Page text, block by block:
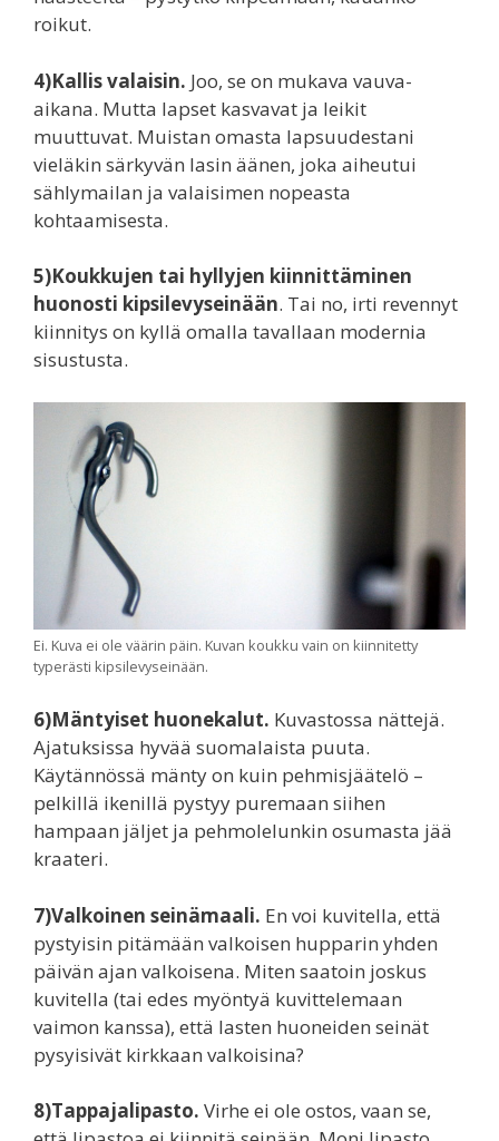
roikut.
4)Kallis valaisin. Joo, se on mukava vauva-
aikana. Mutta lapset kasvavat ja leikit
muuttuvat. Muistan omasta lapsuudestani
vieläkin särkyvän lasin äänen, joka aiheutui
sählymailan ja valaisimen nopeasta
kohtaamisesta.
5)Koukkujen tai hyllyjen kiinnittäminen
huonosti kipsilevyseinään. Tai no, irti revennyt
kiinnitys on kyllä omalla tavallaan modernia
sisustusta.
Ei. Kuva ei ole väärin päin. Kuvan koukku vain on kiinnitetty
typerästi kipsilevyseinään.
6)Mäntyiset huonekalut. Kuvastossa nättejä.
Ajatuksissa hyvää suomalaista puuta.
Käytännössä mänty on kuin pehmisjäätelö –
pelkillä ikenillä pystyy puremaan siihen
hampaan jäljet ja pehmolelunkin osumasta jää
kraateri.
7)Valkoinen seinämaali. En voi kuvitella, että
pystyisin pitämään valkoisen hupparin yhden
päivän ajan valkoisena. Miten saatoin joskus
kuvitella (tai edes myöntyä kuvittelemaan
vaimon kanssa), että lasten huoneiden seinät
pysyisivät kirkkaan valkoisina?
8)Tappajalipasto. Virhe ei ole ostos, vaan se,